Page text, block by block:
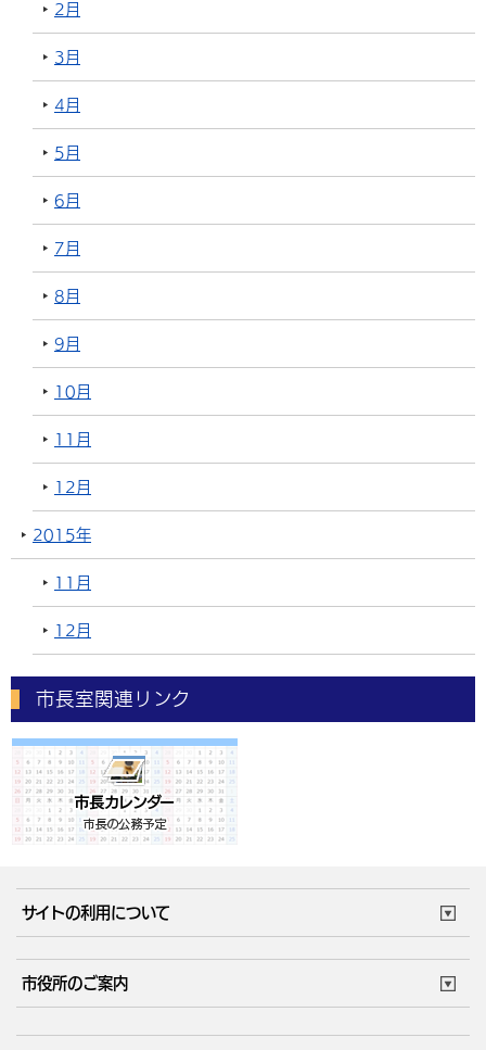
2月
3月
4月
5月
6月
7月
8月
9月
10月
11月
12月
2015年
11月
12月
市長室関連リンク
サイトの利用について
市役所のご案内
庁舎地図 組織案内